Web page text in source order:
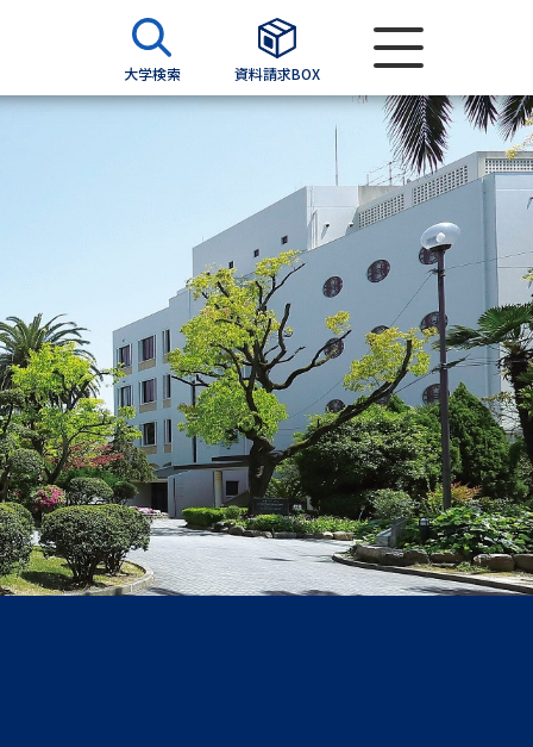
大学検索 資料請求BOX
書
願書
過去問題集
留学・進学関連、塾・予備校
の請求
高等学校卒業程度認定試験